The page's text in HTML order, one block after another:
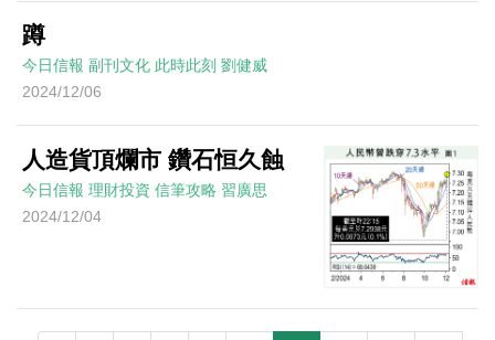
蹲
今日信報 副刊文化 此時此刻 劉健威
2024/12/06
人造貨頂爛市 鑽石恒久蝕
今日信報 理財投資 信筆攻略 習廣思
2024/12/04